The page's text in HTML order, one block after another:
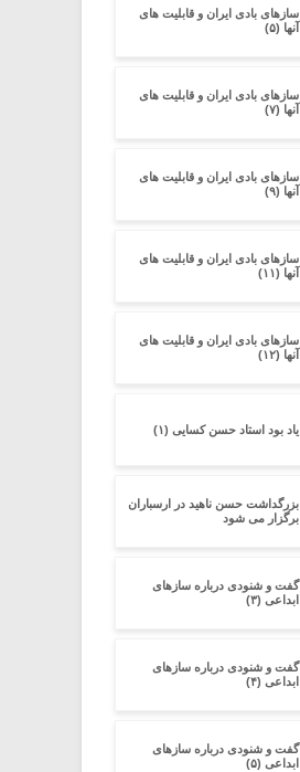
سازهای بادی ایران و قابلیت های
آنها (۵)
سازهای بادی ایران و قابلیت های
آنها (۷)
سازهای بادی ایران و قابلیت های
آنها (۹)
سازهای بادی ایران و قابلیت های
آنها (۱۱)
سازهای بادی ایران و قابلیت های
آنها (۱۲)
یاد بود استاد حسن کسایی (۱)
بزرگداشت حسن ناهید در ارسباران
برگزار می شود
گفت و شنودی درباره سازهای
ابداعی (۳)
گفت و شنودی درباره سازهای
ابداعی (۴)
گفت و شنودی درباره سازهای
ابداعی (۵)